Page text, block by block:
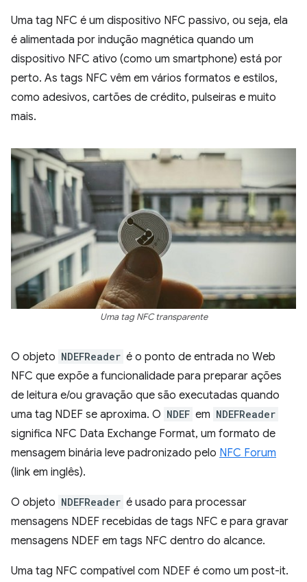
Uma tag NFC é um dispositivo NFC passivo, ou seja, ela
é alimentada por indução magnética quando um
dispositivo NFC ativo (como um smartphone) está por
perto. As tags NFC vêm em vários formatos e estilos,
como adesivos, cartões de crédito, pulseiras e muito
mais.
Uma tag NFC transparente
O objeto NDEFReader é o ponto de entrada no Web
NFC que expõe a funcionalidade para preparar ações
de leitura e/ou gravação que são executadas quando
uma tag NDEF se aproxima. O NDEF em NDEFReader
significa NFC Data Exchange Format, um formato de
mensagem binária leve padronizado pelo NFC Forum
(link em inglês).
O objeto NDEFReader é usado para processar
mensagens NDEF recebidas de tags NFC e para gravar
mensagens NDEF em tags NFC dentro do alcance.
Uma tag NFC compatível com NDEF é como um post-it.